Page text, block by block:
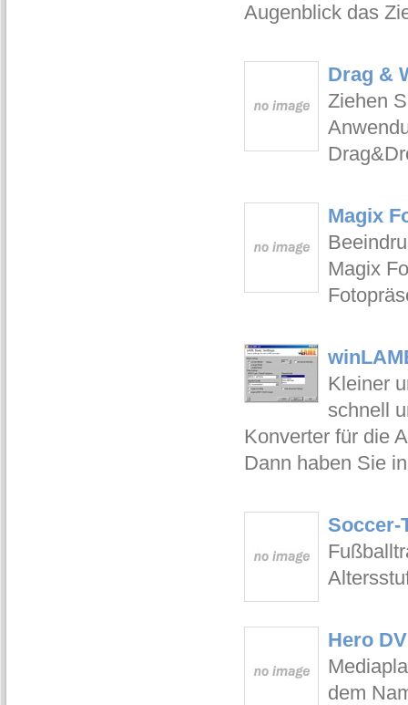
Augenblick das
Drag &
Ziehen
Magix
Magix
Kleiner
schnell
Konverter für die
Dann haben Sie
Soccer-
Hero
dem